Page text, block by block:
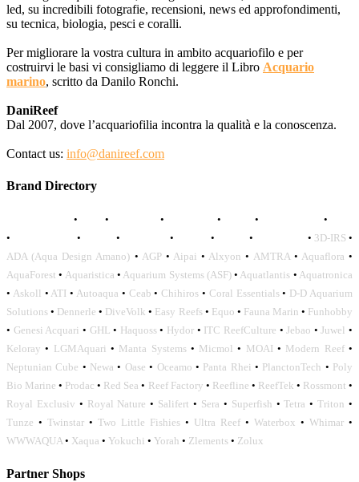
led, su incredibili fotografie, recensioni, news ed approfondimenti,
su tecnica, biologia, pesci e coralli.
Per migliorare la vostra cultura in ambito acquariofilo e per
costruirvi le basi vi consigliamo di leggere il Libro Acquario
marino, scritto da Danilo Ronchi.
DaniReef
Dal 2007, dove l’acquariofilia incontra la qualità e la conoscenza.
Contact us: info@danireef.com
Brand Directory
• • • • • •
•
• • • • • • 3D-IRS •
ADA (Aqua Design Amano) • AGP• Aipai • Alxyon • AMTRA• Aquaflora •
AquaForest • Aquaristica • Aquarium Systems (ASF)• Aquatlantis • Aquatronica
• Askoll • ATI • Autoaqua • Ceab • Chihiros • Coral Essentials• D-D Aquarium
Solutions • Dennerle • DiveVolk • Easy Reefs• Equo • Fauna Marin • Funhobby
• Genesi Acquari • GHL • Haquoss• Hydor • ITC ReefCulture •Jebao •Juwel •
Keloray • LGMAquari • Manta Systems• Micmol • MOAI • Modern Reef•
Neptunian Cube • Newa • Oase • Oceamo • Panta Rhei • PlanctonTech • Poly
Bio Marine • Prodac • Red Sea • Reef Factory • Reefline • ReefTek • Rossmont •
Royal Exclusiv • Royal Nature • Salifert • Sera • Superfish •Tetra •Triton •
Tunze • Twinstar • Two Little Fishies • Ultra Reef • Waterbox • Whimar •
WWWAQUA • Xaqua • Yokuchi • Yorah • Zlements • Zolux
Partner Shops